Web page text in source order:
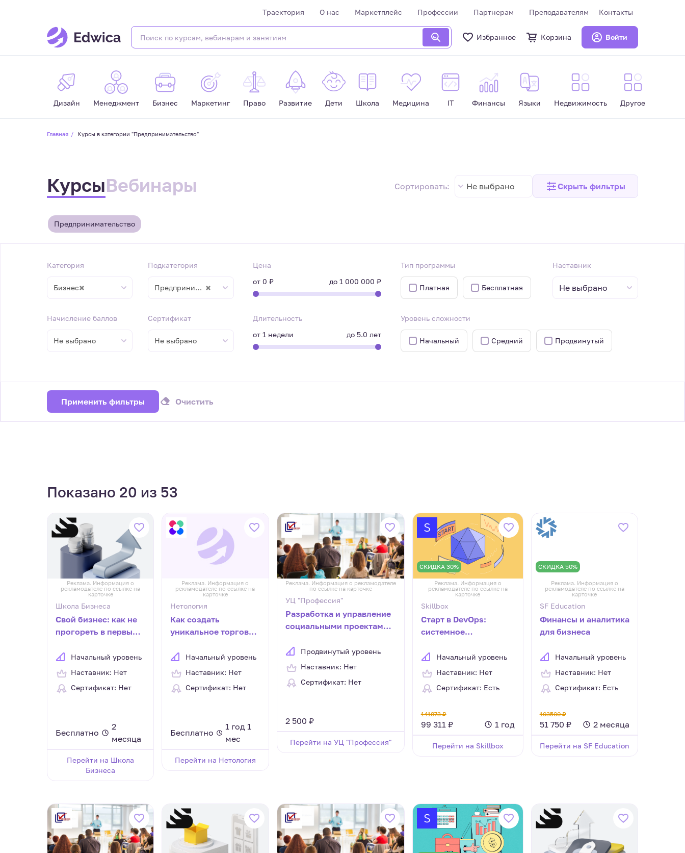
Траектория О нас Маркетплейс Профессии Партнерам Преподавателям Контакты
Избранное Корзина Войти
Дизайн Менеджмент Бизнес Маркетинг Право Развитие Дети Школа Медицина IT Финансы Языки Недвижимость Другое
Главная Курсы в категории "Предпринимательство"
КурсыВебинары Сортировать: Не выбрано Скрыть фильтры
Предпринимательство
Категория
×
Бизнес
Подкатегория
×
Предпринимательство
Цена
от0 ₽ до1 000 000 ₽
Тип программы
Платная Бесплатная
Наставник
Не выбрано
Начисление баллов
Не выбрано
Сертификат
Не выбрано
Длительность
от1 недели до 5.0 лет
Уровень сложности
Начальный Средний Продвинутый
Применить фильтры Очистить
Показано 20 из 53
Реклама. Информация о
рекламодателе по ссылке на
карточке
Школа Бизнеса
Свой бизнес: как не
прогореть в первый
Начальный уровень
Наставник: Нет
Сертификат: Нет
Бесплатно
2
месяца
Перейти на Школа
Бизнеса
Реклама. Информация о
рекламодателе по ссылке на
карточке
Нетология
Как создать
уникальное торговое
Начальный уровень
Наставник: Нет
Сертификат: Нет
Бесплатно
1 год 1
мес
Перейти на Нетология
Реклама. Информация о рекламодателе
по ссылке на карточке
УЦ "Профессия"
Разработка и управление
социальными проектами,
Продвинутый уровень
Наставник: Нет
Сертификат: Нет
2 500 ₽
Перейти на УЦ "Профессия"
СКИДКА 30%
Реклама. Информация о
рекламодателе по ссылке на
карточке
Skillbox
Старт в DevOps:
системное
для начинающих
Начальный уровень
Наставник: Нет
Сертификат: Есть
141873 ₽
99 311 ₽ 1 год
Перейти на Skillbox
СКИДКА 50%
Реклама. Информация о
рекламодателе по ссылке на
карточке
SF Education
Финансы и аналитика
для бизнеса
Начальный уровень
Наставник: Нет
Сертификат: Есть
103500 ₽
51 750 ₽ 2 месяца
Перейти на SF Education